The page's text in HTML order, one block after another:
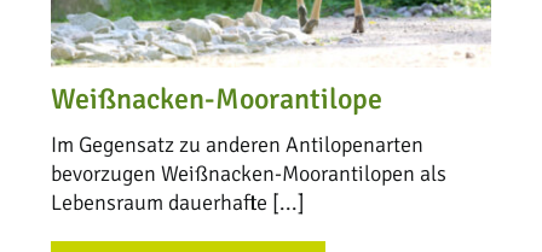
Weißnacken-Moorantilope
Im Gegensatz zu anderen Antilopenarten
bevorzugen Weißnacken-Moorantilopen als
Lebensraum dauerhafte [...]